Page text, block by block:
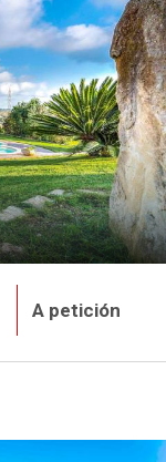
A petición